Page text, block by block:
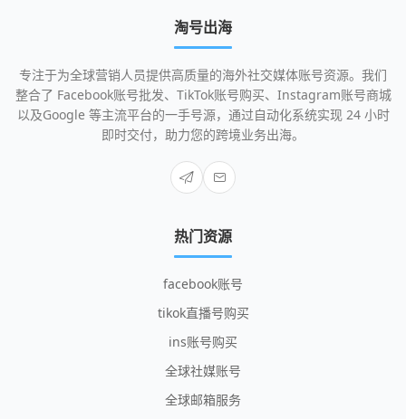
淘号出海
专注于为全球营销人员提供高质量的海外社交媒体账号资源。我们
整合了 Facebook账号批发、TikTok账号购买、Instagram账号商城
以及Google 等主流平台的一手号源，通过自动化系统实现 24 小时
即时交付，助力您的跨境业务出海。
热门资源
facebook账号
tikok直播号购买
ins账号购买
全球社媒账号
全球邮箱服务